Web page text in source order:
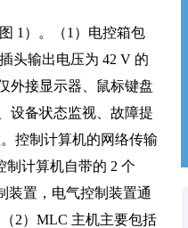
1）。（1）电控箱包
头输出电压为 42 V 的
外接显示器、鼠标键盘
设备状态监视、故障提
控制计算机的网络传输
计算机自带的 2 个
装置，电气控制装置通
2）MLC 主机主要包括